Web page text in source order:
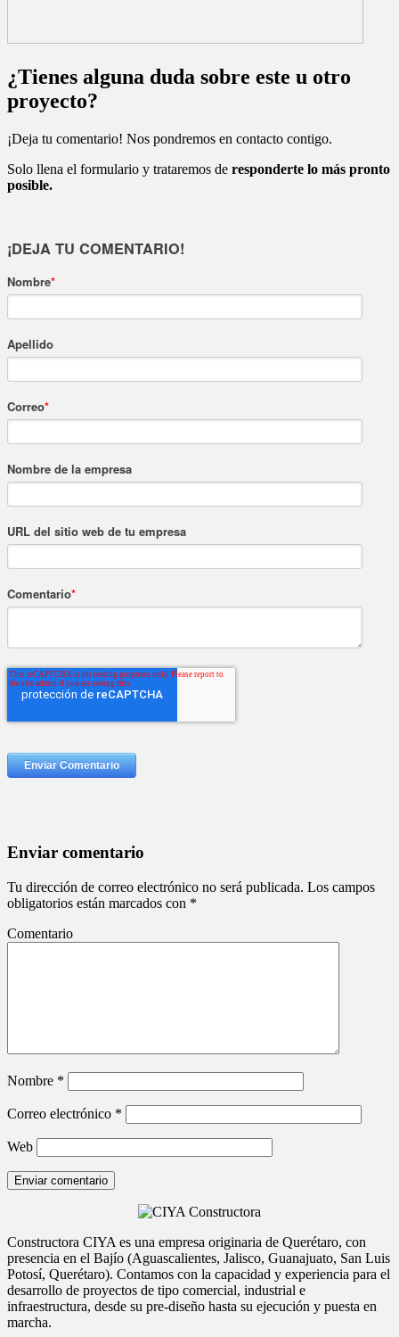
¿Tienes alguna duda sobre este u otro
proyecto?
¡Deja tu comentario! Nos pondremos en contacto contigo.
Solo llena el formulario y trataremos de responderte lo más pronto
posible.
¡DEJA TU COMENTARIO!
Nombre*
Apellido
Correo*
Nombre de la empresa
URL del sitio web de tu empresa
Comentario*
Enviar comentario
Tu dirección de correo electrónico no será publicada. Los campos
obligatorios están marcados con *
Comentario
Nombre *
Correo electrónico *
Web
Constructora CIYA es una empresa originaria de Querétaro, con
presencia en el Bajío (Aguascalientes, Jalisco, Guanajuato, San Luis
Potosí, Querétaro). Contamos con la capacidad y experiencia para el
desarrollo de proyectos de tipo comercial, industrial e
infraestructura, desde su pre-diseño hasta su ejecución y puesta en
marcha.